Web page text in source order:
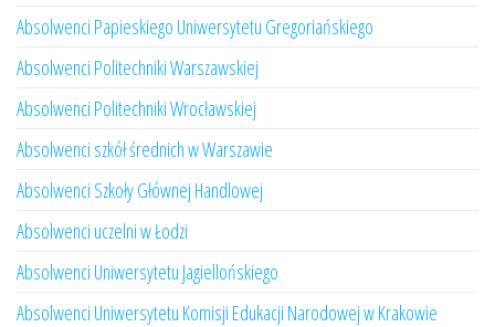
Absolwenci Papieskiego Uniwersytetu Gregoriańskiego
Absolwenci Politechniki Warszawskiej
Absolwenci Politechniki Wrocławskiej
Absolwenci szkół średnich w Warszawie
Absolwenci Szkoły Głównej Handlowej
Absolwenci uczelni w Łodzi
Absolwenci Uniwersytetu Jagiellońskiego
Absolwenci Uniwersytetu Komisji Edukacji Narodowej w Krakowie